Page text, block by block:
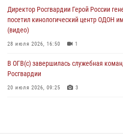
крупная нарколаборатория
Директор Росгвардии Герой России
посетил кинологический центр ОДОН
(видео)
28 июля 2026, 16:50 1
В ОГВ(с) завершилась служебная
Росгвардии
20 июля 2026, 09:25 3